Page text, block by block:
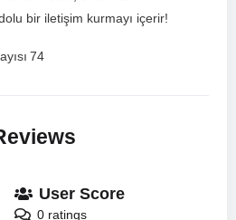
bir iletişim kurmayı⁢ içerir!
74
User Score
0 ratings